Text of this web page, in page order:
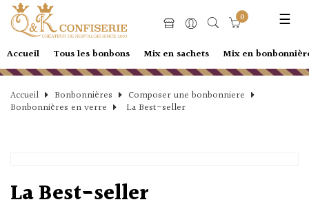
☰
0
Accueil Tous les bonbons Mix en sachets Mix en
Accueil Bonbonnières
Composer une bonbonniere
Bonbonnières en verre
La Best-seller
La Best-seller